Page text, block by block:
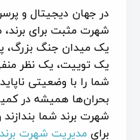
در جهان دیجیتال و
شهرت مثبت برای برند،
یک میدان جنگ بزرگ،
یک توییت، یک نظر
شما را با وضعیتی
بحران‌ها همیشه در
شهرت برند شما
برای مدیریت شهرت برند